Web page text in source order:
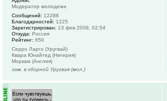
Модератор молодежи
Сообщений: 12288
Благодарностей: 1225
Зарегистрирован: 13 фев 2008, 02:54
Откуда: Россия
Рейтинг: 650
Серро Ларго (Уругвай)
Квара Юнайтед (Нигерия)
Моркам (Англия)
зам. в сборной Уругвая (мол.)